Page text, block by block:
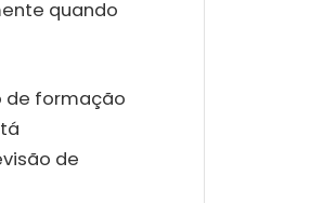
quando
de formação
de